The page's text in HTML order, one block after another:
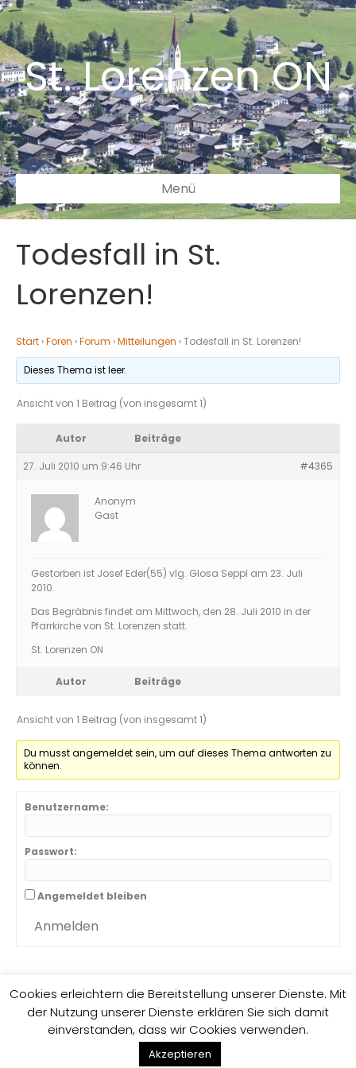
St. Lorenzen ON
Menü
Todesfall in St.
Lorenzen!
Start ›Foren ›Forum ›Mitteilungen ›Todesfall in St. Lorenzen!
Dieses Thema ist leer.
Ansicht von 1 Beitrag (von insgesamt 1)
Autor Beiträge
27. Juli 2010 um 9:46 Uhr #4365
Anonym
Gast
Gestorben ist Josef Eder(55) vlg. Glosa Seppl am 23. Juli
2010.
Das Begräbnis findet am Mittwoch, den 28. Juli 2010 in der
Pfarrkirche von St. Lorenzen statt.
St. Lorenzen ON
Autor Beiträge
Ansicht von 1 Beitrag (von insgesamt 1)
Du musst angemeldet sein, um auf dieses Thema antworten zu
können.
Benutzername:
Passwort:
Angemeldet bleiben
Anmelden
Impressum Datenschutzrichtlinie
Cookies erleichtern die Bereitstellung unserer Dienste. Mit
der Nutzung unserer Dienste erklären Sie sich damit
einverstanden, dass wir Cookies verwenden.
Akzeptieren